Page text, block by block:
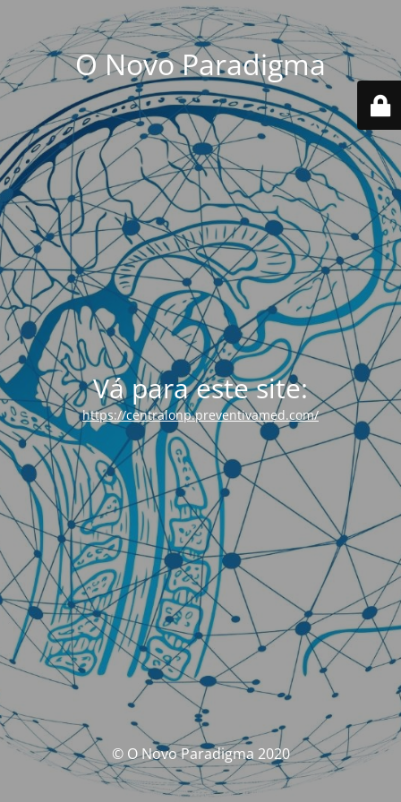
O Novo Paradigma
Vá para este site:
https://centralonp.preventivamed.com/
© O Novo Paradigma 2020